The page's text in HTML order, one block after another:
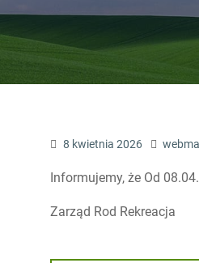
8 kwietnia 2026
Informujemy, że Od
Zarząd Rod Rekreacja